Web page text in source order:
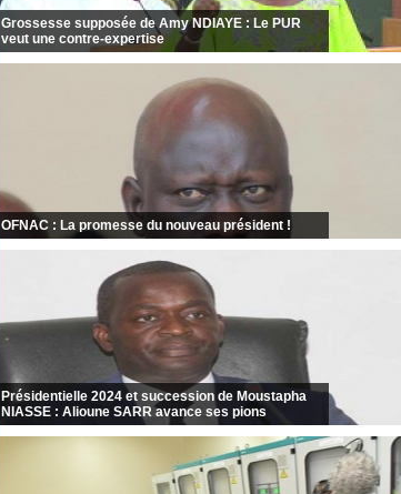
Grossesse supposée de Amy NDIAYE : Le PUR
veut une contre-expertise
OFNAC : La promesse du nouveau président !
Présidentielle 2024 et succession de Moustapha
NIASSE : Alioune SARR avance ses pions